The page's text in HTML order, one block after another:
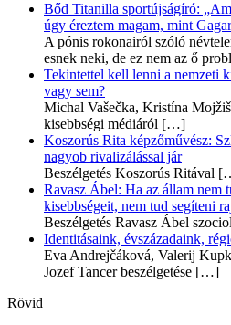
Bőd Titanilla sportújságíró:
úgy éreztem magam, mint
A pónis rokonairól szóló
esnek neki, de ez nem az ő
Tekintettel kell lenni a nemzeti
vagy sem?
Michal Vašečka, Kristína
kisebbségi médiáról […]
Koszorús Rita képzőművész:
nagyob rivalizálással jár
Beszélgetés Koszorús Ritával
Ravasz Ábel: Ha az állam nem
kisebbségeit, nem tud segíteni
Beszélgetés Ravasz Ábel
Identitásaink, évszázadaink,
Eva Andrejčáková, Valerij
Jozef Tancer beszélgetése […]
Rövid